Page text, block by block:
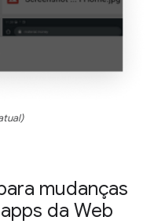
mudanças
da Web